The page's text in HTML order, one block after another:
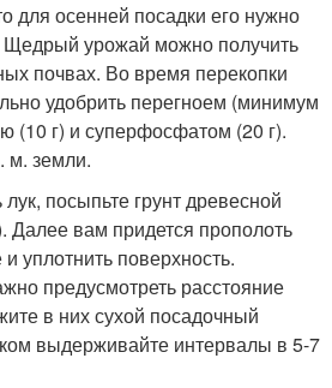
для осенней посадки его нужно
Щедрый урожай можно получить
почвах. Во время перекопки
удобрить перегноем (минимум
(10 г) и суперфосфатом (20 г).
м. земли.
посыпьте грунт древесной
Далее вам придется прополоть
уплотнить поверхность.
предусмотреть расстояние
в них сухой посадочный
выдерживайте интервалы в 5-7